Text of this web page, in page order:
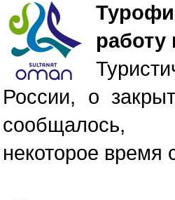
России, о
сообщалось,
некоторое время